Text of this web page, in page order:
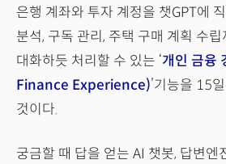
은행 계좌와 투자 계정을 챗GPT에
분석, 구독 관리, 주택 구매 계획 수
대화하듯 처리할 수 있는 ‘개인 금융
Finance Experience)’기능을 15
것이다.
궁금할 때 답을 얻는 AI 챗봇, 답변엔